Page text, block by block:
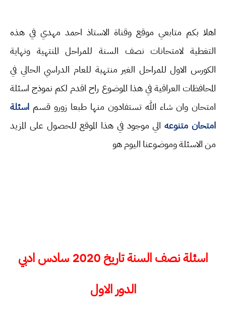
اهلا بكم متابعي موقع وقناة الاستاذ احمد مهدي في هذه
التغطية لامتحانات نصف السنة للمراحل المنتهية ونهاية
الكورس الاول للمراحل الغير منتهية للعام الدراسي الحالي في
المحافظات العراقية في هذا الموضوع راح اقدم لكم نموذج اسئلة
امتحان وان شاء الله تستفادون منها طبعا زورو قسم اسئلة
امتحان متنوعهالي موجود في هذا الموقع للحصول على المزيد
من الاسئلة وموضوعنا اليوم هو
اسئلة نصف السنة تاريخ 2020 سادس ادبي
الدور الاول